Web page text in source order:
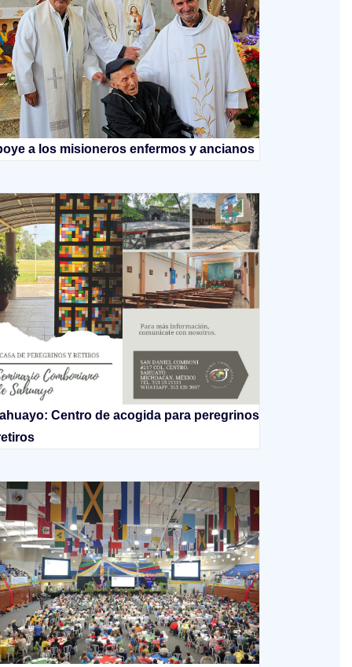
a los misioneros enfermos y ancianos
Centro de acogida para peregrinos